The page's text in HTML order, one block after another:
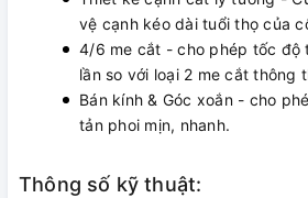
vệ cạnh kéo dài tuổi thọ của
4/6 me cắt - cho phép tốc độ
lần so với loại 2 me cắt thông
Bán kính & Góc xoắn - cho
tản phoi mịn, nhanh.
Thông số kỹ thuật: